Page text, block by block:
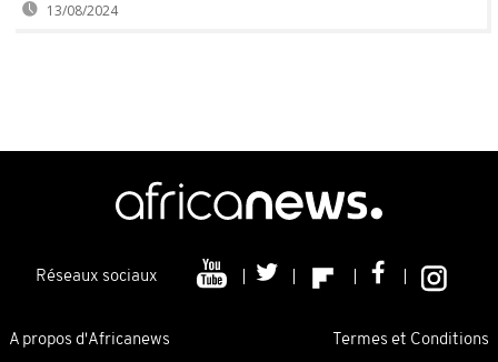
13/08/2024
Réseaux sociaux
A propos d'Africanews Termes et Conditions